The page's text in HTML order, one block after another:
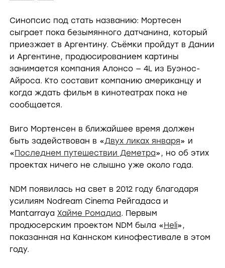
Синопсис под стать названию: Мортесен
сыграет пока безымянного датчанина, который
приезжает в Аргентину. Съёмки пройдут в Дании
и Аргентине, продюсированием картины
занимается компания Алонсо — 4L из Буэнос-
Айроса. Кто составит компанию американцу и
когда ждать фильм в кинотеатрах пока не
сообщается.
Виго Мортенсен в ближайшее время должен
быть задействован в «Двух ликах января» и
«Последнем путешествии Деметра», но об этих
проектах ничего не слышно уже около года.
NDM появилась на свет в 2012 году благодаря
усилиям Nodream Cinema Рейгадаса и
Mantarraya Хайме Ромадиа. Первым
продюсерским проектом NDM была «Heli»,
показанная на Каннском кинофестивале в этом
году.